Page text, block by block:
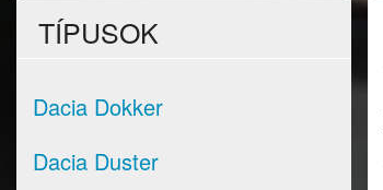
TÍPUSOK
Dacia Dokker
Dacia Duster